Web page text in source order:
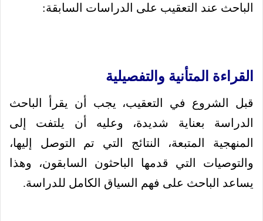
الباحث عند التعقيب على الدراسات السابقة:
القراءة المتأنية والتفصيلية
قبل الشروع في التعقيب، يجب أن يقرأ الباحث
الدراسة بعناية شديدة، وعليه أن يلتفت إلى
المنهجية المتبعة، النتائج التي تم التوصل إليها،
والتوصيات التي قدمها الباحثون السابقون، وهذا
يساعد الباحث على فهم السياق الكامل للدراسة.